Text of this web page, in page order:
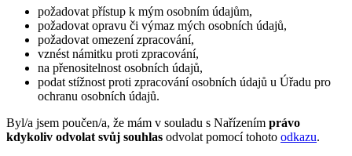
požadovat přístup k mým osobním údajům,
požadovat opravu či výmaz mých osobních údajů,
požadovat omezení zpracování,
vznést námitku proti zpracování,
na přenositelnost osobních údajů,
podat stížnost proti zpracování osobních údajů u Úřadu pro
ochranu osobních údajů.
Byl/a jsem poučen/a, že mám v souladu s Nařízením právo
kdykoliv odvolat svůj souhlas odvolat pomocí tohoto odkazu.